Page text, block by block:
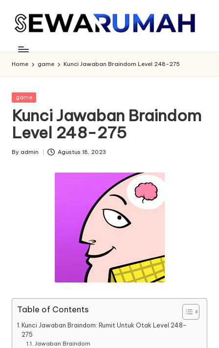
Home game Kunci Jawaban Braindom Level 248-275
Posted
game
Kunci Jawaban Braindom
Level 248-275
Posted
By admin Agustus 18, 2023
Table of Contents
Kunci Jawaban Braindom: Rumit Untuk Otak Level 248-
275
Jawaban Braindom